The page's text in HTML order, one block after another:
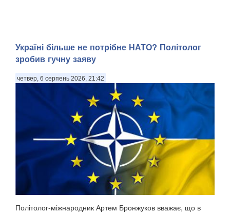
Україні більше не потрібне НАТО? Політолог
зробив гучну заяву
четвер, 6 серпень 2026, 21:42
Політолог-міжнародник Артем Бронжуков вважає, що в